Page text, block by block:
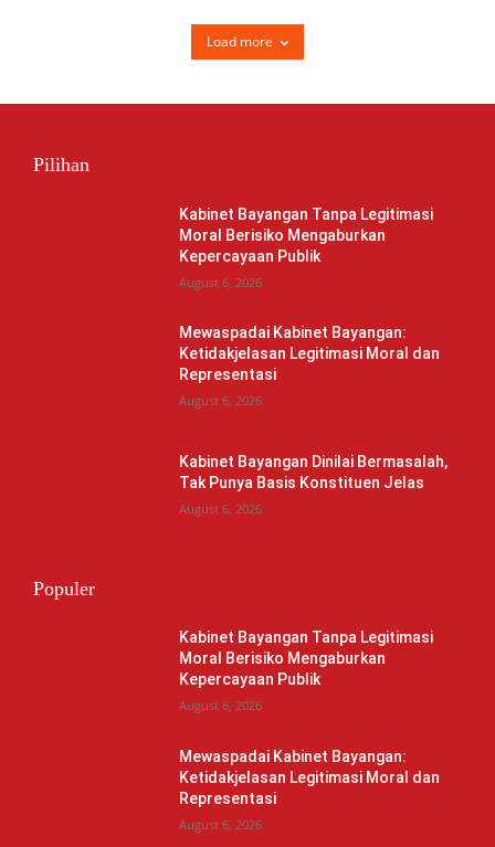
Load more
Pilihan
Kabinet Bayangan Tanpa Legitimasi
Moral Berisiko Mengaburkan
Kepercayaan Publik
August 6, 2026
Mewaspadai Kabinet Bayangan:
Ketidakjelasan Legitimasi Moral dan
Representasi
August 6, 2026
Kabinet Bayangan Dinilai Bermasalah,
Tak Punya Basis Konstituen Jelas
August 6, 2026
Populer
Kabinet Bayangan Tanpa Legitimasi
Moral Berisiko Mengaburkan
Kepercayaan Publik
August 6, 2026
Mewaspadai Kabinet Bayangan:
Ketidakjelasan Legitimasi Moral dan
Representasi
August 6, 2026